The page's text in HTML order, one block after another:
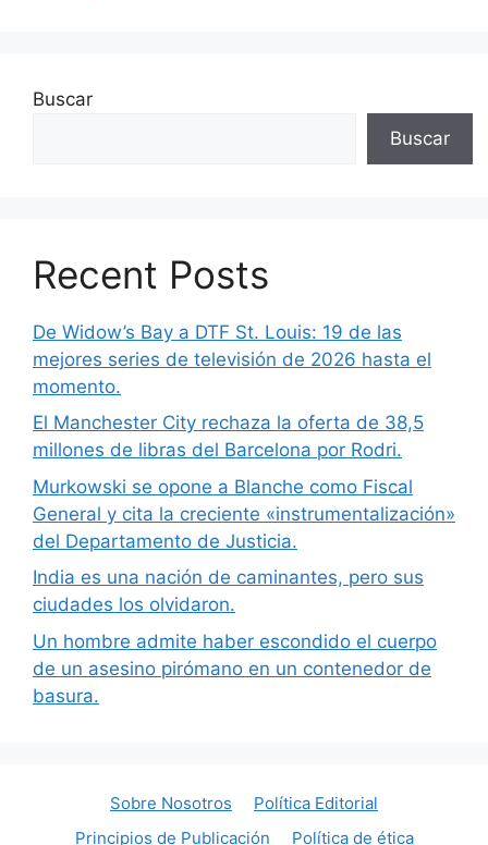
Buscar
Buscar
Recent Posts
De Widow’s Bay a DTF St. Louis: 19 de las
mejores series de televisión de 2026 hasta el
momento.
El Manchester City rechaza la oferta de 38,5
millones de libras del Barcelona por Rodri.
Murkowski se opone a Blanche como Fiscal
General y cita la creciente «instrumentalización»
del Departamento de Justicia.
India es una nación de caminantes, pero sus
ciudades los olvidaron.
Un hombre admite haber escondido el cuerpo
de un asesino pirómano en un contenedor de
basura.
Sobre Nosotros
Política Editorial
Principios de Publicación
Política de ética